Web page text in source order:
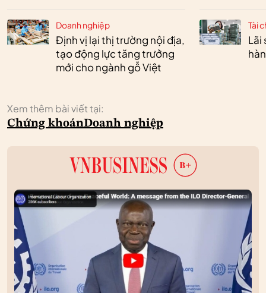
Doanh nghiệp
Định vị lại thị trường nội địa,
tạo động lực tăng trưởng
mới cho ngành gỗ Việt
Tài
Lãi
Xem thêm bài viết tại:
Chứng khoánDoanh nghiệp